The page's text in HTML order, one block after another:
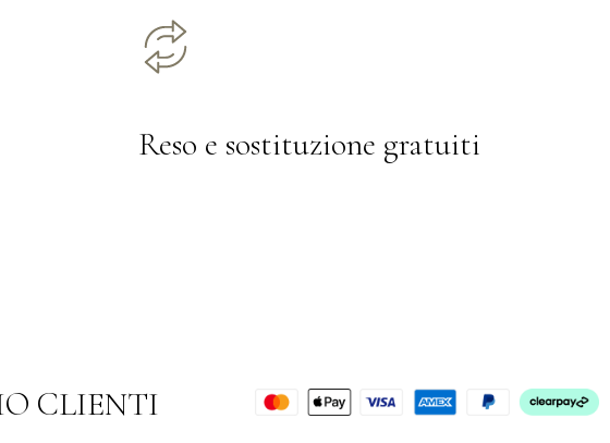
Reso e sostituzione gratuiti
CLIENTI